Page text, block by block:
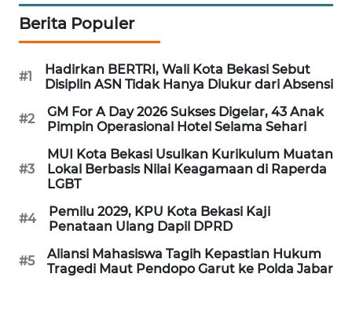
Berita Populer
#1
Hadirkan BERTRI, Wali Kota Bekasi Sebut
Disiplin ASN Tidak Hanya Diukur dari Absensi
#2
GM For A Day 2026 Sukses Digelar, 43 Anak
Pimpin Operasional Hotel Selama Sehari
#3
MUI Kota Bekasi Usulkan Kurikulum Muatan
Lokal Berbasis Nilai Keagamaan di Raperda
LGBT
#4
Pemilu 2029, KPU Kota Bekasi Kaji
Penataan Ulang Dapil DPRD
#5
Aliansi Mahasiswa Tagih Kepastian Hukum
Tragedi Maut Pendopo Garut ke Polda Jabar
WN
BALI
WN
KALBAR
WN
KALTENG
WN